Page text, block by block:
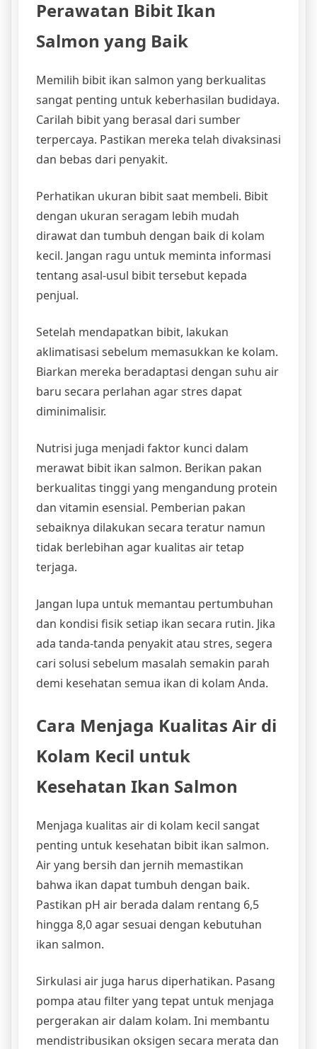
Perawatan Bibit Ikan
Salmon yang Baik
Memilih bibit ikan salmon yang berkualitas
sangat penting untuk keberhasilan budidaya.
Carilah bibit yang berasal dari sumber
terpercaya. Pastikan mereka telah divaksinasi
dan bebas dari penyakit.
Perhatikan ukuran bibit saat membeli. Bibit
dengan ukuran seragam lebih mudah
dirawat dan tumbuh dengan baik di kolam
kecil. Jangan ragu untuk meminta informasi
tentang asal-usul bibit tersebut kepada
penjual.
Setelah mendapatkan bibit, lakukan
aklimatisasi sebelum memasukkan ke kolam.
Biarkan mereka beradaptasi dengan suhu air
baru secara perlahan agar stres dapat
diminimalisir.
Nutrisi juga menjadi faktor kunci dalam
merawat bibit ikan salmon. Berikan pakan
berkualitas tinggi yang mengandung protein
dan vitamin esensial. Pemberian pakan
sebaiknya dilakukan secara teratur namun
tidak berlebihan agar kualitas air tetap
terjaga.
Jangan lupa untuk memantau pertumbuhan
dan kondisi fisik setiap ikan secara rutin. Jika
ada tanda-tanda penyakit atau stres, segera
cari solusi sebelum masalah semakin parah
demi kesehatan semua ikan di kolam Anda.
Cara Menjaga Kualitas Air di
Kolam Kecil untuk
Kesehatan Ikan Salmon
Menjaga kualitas air di kolam kecil sangat
penting untuk kesehatan bibit ikan salmon.
Air yang bersih dan jernih memastikan
bahwa ikan dapat tumbuh dengan baik.
Pastikan pH air berada dalam rentang 6,5
hingga 8,0 agar sesuai dengan kebutuhan
ikan salmon.
Sirkulasi air juga harus diperhatikan. Pasang
pompa atau filter yang tepat untuk menjaga
pergerakan air dalam kolam. Ini membantu
mendistribusikan oksigen secara merata dan